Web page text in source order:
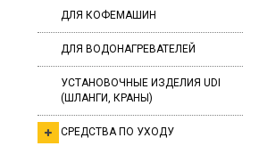
ДЛЯ КОФЕМАШИН
ДЛЯ ВОДОНАГРЕВАТЕЛЕЙ
УСТАНОВОЧНЫЕ ИЗДЕЛИЯ UDI
(ШЛАНГИ, КРАНЫ)
СРЕДСТВА ПО УХОДУ